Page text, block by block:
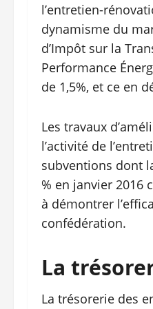
l’entretien-
dynamisme du
d’Impôt sur la
Performance
de 1,5%, et ce en
Les travaux
l’activité de
subventions dont
% en janvier 2016
à démontrer
confédération.
La
La trésorerie des